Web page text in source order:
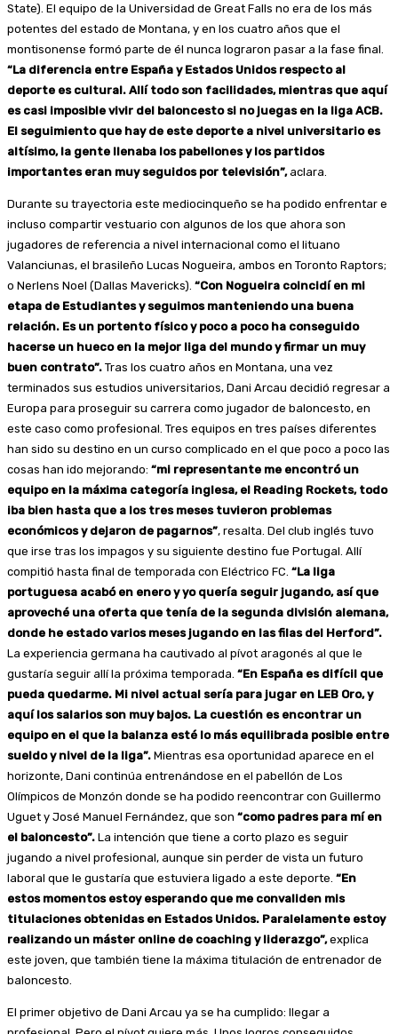
State). El equipo de la Universidad de Great Falls no era de los más
potentes del estado de Montana, y en los cuatro años que el
montisonense formó parte de él nunca lograron pasar a la fase final.
“La diferencia entre España y Estados Unidos respecto al
deporte es cultural. Allí todo son facilidades, mientras que aquí
es casi imposible vivir del baloncesto si no juegas en la liga ACB.
El seguimiento que hay de este deporte a nivel universitario es
altísimo, la gente llenaba los pabellones y los partidos
importantes eran muy seguidos por televisión”,aclara.
Durante su trayectoria este mediocinqueño se ha podido enfrentar e
incluso compartir vestuario con algunos de los que ahora son
jugadores de referencia a nivel internacional como el lituano
Valanciunas, el brasileño Lucas Nogueira, ambos en Toronto Raptors;
o Nerlens Noel (Dallas Mavericks). “Con Nogueira coincidí en mi
etapa de Estudiantes y seguimos manteniendo una buena
relación. Es un portento físico y poco a poco ha conseguido
hacerse un hueco en la mejor liga del mundo y firmar un muy
buen contrato”. Tras los cuatro años en Montana, una vez
terminados sus estudios universitarios, Dani Arcau decidió regresar a
Europa para proseguir su carrera como jugador de baloncesto, en
este caso como profesional. Tres equipos en tres países diferentes
han sido su destino en un curso complicado en el que poco a poco las
cosas han ido mejorando: “mi representante me encontró un
equipo en la máxima categoría inglesa, el Reading Rockets, todo
iba bien hasta que a los tres meses tuvieron problemas
económicos y dejaron de pagarnos”, resalta. Del club inglés tuvo
que irse tras los impagos y su siguiente destino fue Portugal. Allí
compitió hasta final de temporada con Eléctrico FC. “La liga
portuguesa acabó en enero y yo quería seguir jugando, así que
aproveché una oferta que tenía de la segunda división alemana,
donde he estado varios meses jugando en las filas del Herford”.
La experiencia germana ha cautivado al pívot aragonés al que le
gustaría seguir allí la próxima temporada. “En España es difícil que
pueda quedarme. Mi nivel actual sería para jugar en LEB Oro, y
aquí los salarios son muy bajos. La cuestión es encontrar un
equipo en el que la balanza esté lo más equilibrada posible entre
sueldo y nivel de la liga”. Mientras esa oportunidad aparece en el
horizonte, Dani continúa entrenándose en el pabellón de Los
Olímpicos de Monzón donde se ha podido reencontrar con Guillermo
Uguet y José Manuel Fernández, que son “como padres para mí en
el baloncesto”. La intención que tiene a corto plazo es seguir
jugando a nivel profesional, aunque sin perder de vista un futuro
laboral que le gustaría que estuviera ligado a este deporte. “En
estos momentos estoy esperando que me convaliden mis
titulaciones obtenidas en Estados Unidos. Paralelamente estoy
realizando un máster online de coaching y liderazgo”,explica
este joven, que también tiene la máxima titulación de entrenador de
baloncesto.
El primer objetivo de Dani Arcau ya se ha cumplido: llegar a